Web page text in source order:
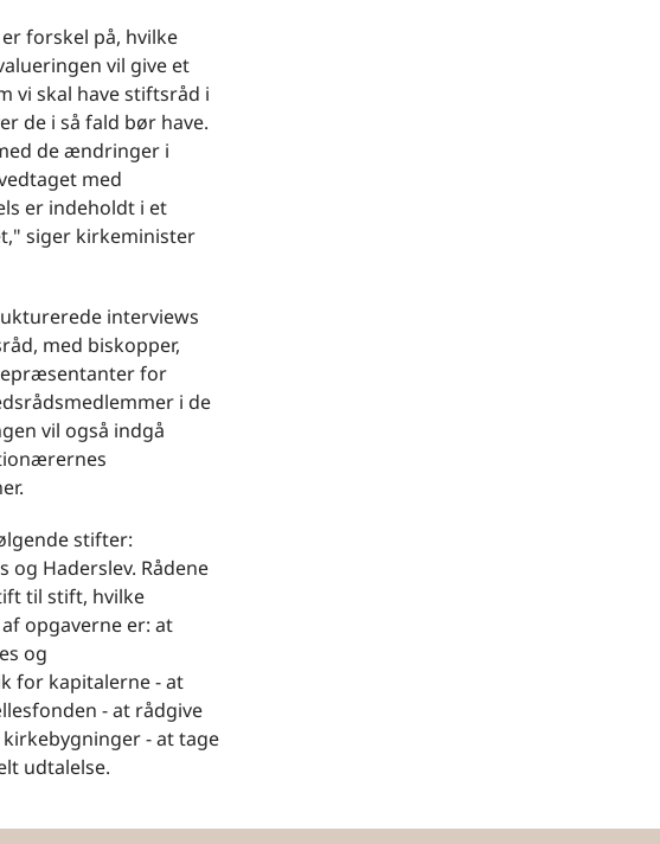
forskel på, hvilke
vil give et
vi skal have stiftsråd i
de i så fald bør have.
de ændringer i
med
er indeholdt i et
siger kirkeminister
interviews
med biskopper,
for
i de
vil også indgå
stifter:
og Haderslev. Rådene
til stift, hvilke
opgaverne er: at
og
for kapitalerne - at
- at rådgive
- at tage
udtalelse.